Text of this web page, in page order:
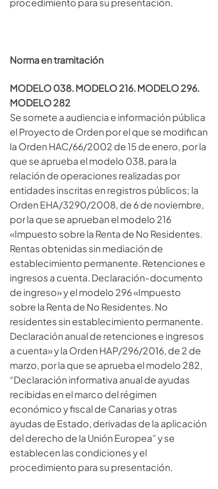
procedimiento para su presentación.
Norma en tramitación
MODELO 038. MODELO 216. MODELO 296.
MODELO 282
Se somete a audiencia e información pública
el Proyecto de Orden por el que se modifican
la Orden HAC/66/2002 de 15 de enero, por la
que se aprueba el modelo 038, para la
relación de operaciones realizadas por
entidades inscritas en registros públicos; la
Orden EHA/3290/2008, de 6 de noviembre,
por la que se aprueban el modelo 216
«Impuesto sobre la Renta de No Residentes.
Rentas obtenidas sin mediación de
establecimiento permanente. Retenciones e
ingresos a cuenta. Declaración-documento
de ingreso» y el modelo 296 «Impuesto
sobre la Renta de No Residentes. No
residentes sin establecimiento permanente.
Declaración anual de retenciones e ingresos
a cuenta» y la Orden HAP/296/2016, de 2 de
marzo, por la que se aprueba el modelo 282,
“Declaración informativa anual de ayudas
recibidas en el marco del régimen
económico y fiscal de Canarias y otras
ayudas de Estado, derivadas de la aplicación
del derecho de la Unión Europea” y se
establecen las condiciones y el
procedimiento para su presentación.